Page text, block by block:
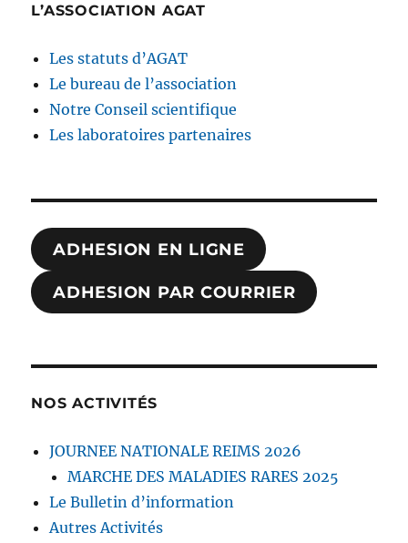
L’ASSOCIATION AGAT
Les statuts d’AGAT
Le bureau de l’association
Notre Conseil scientifique
Les laboratoires partenaires
ADHESION EN LIGNE
ADHESION PAR COURRIER
NOS ACTIVITÉS
JOURNEE NATIONALE REIMS 2026
MARCHE DES MALADIES RARES 2025
Le Bulletin d’information
Autres Activités